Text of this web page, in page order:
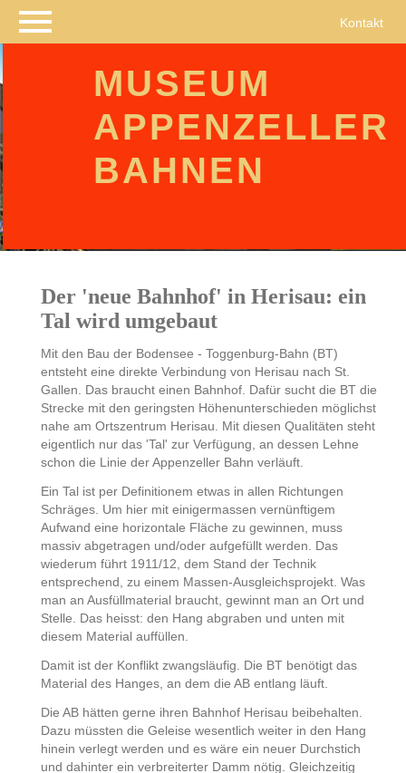
Navigation
überspringen
Kontakt
MUSEUM
APPENZELLER
BAHNEN
Der 'neue Bahnhof' in Herisau: ein
Tal wird umgebaut
Mit den Bau der Bodensee - Toggenburg-Bahn (BT)
entsteht eine direkte Verbindung von Herisau nach St.
Gallen. Das braucht einen Bahnhof. Dafür sucht die BT die
Strecke mit den geringsten Höhenunterschieden möglichst
nahe am Ortszentrum Herisau. Mit diesen Qualitäten steht
eigentlich nur das 'Tal' zur Verfügung, an dessen Lehne
schon die Linie der Appenzeller Bahn verläuft.
Ein Tal ist per Definitionem etwas in allen Richtungen
Schräges. Um hier mit einigermassen vernünftigem
Aufwand eine horizontale Fläche zu gewinnen, muss
massiv abgetragen und/oder aufgefüllt werden. Das
wiederum führt 1911/12, dem Stand der Technik
entsprechend, zu einem Massen-Ausgleichsprojekt. Was
man an Ausfüllmaterial braucht, gewinnt man an Ort und
Stelle. Das heisst: den Hang abgraben und unten mit
diesem Material auffüllen.
Damit ist der Konflikt zwangsläufig. Die BT benötigt das
Material des Hanges, an dem die AB entlang läuft.
Die AB hätten gerne ihren Bahnhof Herisau beibehalten.
Dazu müssten die Geleise wesentlich weiter in den Hang
hinein verlegt werden und es wäre ein neuer Durchstich
und dahinter ein verbreiterter Damm nötig. Gleichzeitig